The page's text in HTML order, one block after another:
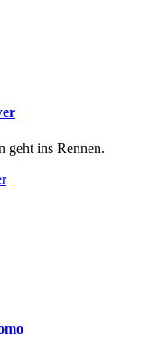
geht ins Rennen.